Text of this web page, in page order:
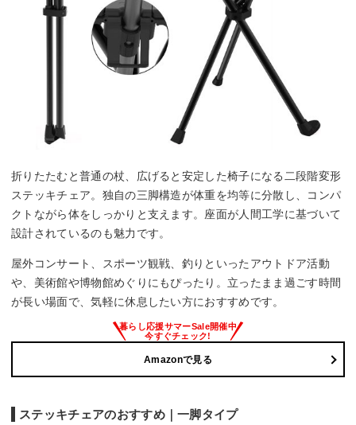
折りたたむと普通の杖、広げると安定した椅子になる二段階変形
ステッキチェア。独自の三脚構造が体重を均等に分散し、コンパ
クトながら体をしっかりと支えます。座面が人間工学に基づいて
設計されているのも魅力です。
屋外コンサート、スポーツ観戦、釣りといったアウトドア活動
や、美術館や博物館めぐりにもぴったり。立ったまま過ごす時間
が長い場面で、気軽に休息したい方におすすめです。
Amazonで見る
ステッキチェアのおすすめ｜一脚タイプ